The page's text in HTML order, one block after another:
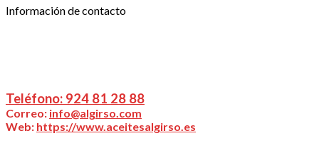
Información de contacto
Teléfono: 924 81 28 88
Correo: info@algirso.com
Web: https://www.aceitesalgirso.es